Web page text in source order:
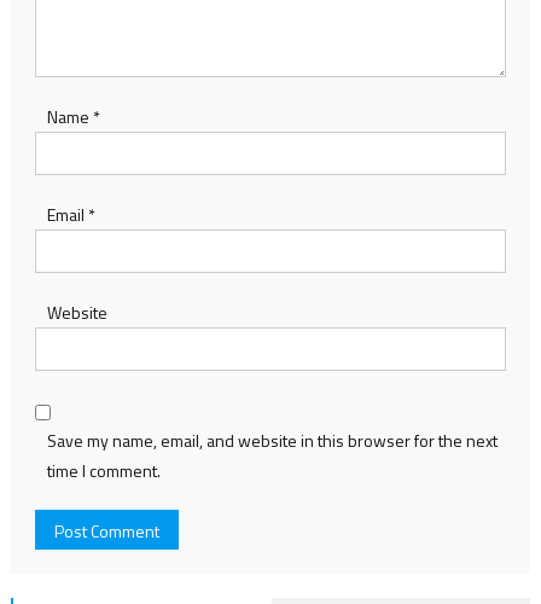
Name *
Email *
Website
Save my name, email, and website in this browser for the next
time I comment.